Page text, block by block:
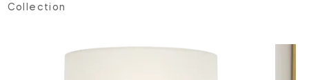
Collection